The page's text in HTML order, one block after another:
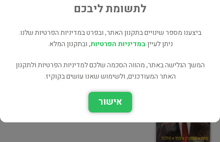
אימה ומתח
לתשומת ליבכם
ביצענו מספר שינויים בתקנון האתר, ובפרט במדיניות הפרטיות שלנו.
ניתן לעייןבמדיניות הפרטיות, ובתקנון המלא.
המשך הגלישה באתר, מהווה הסכמה שלכם למדיניות הפרטיות ולתקנון
האתר המעודכנים, ולשימוש שאנו עושים בקוקיז.
אישור